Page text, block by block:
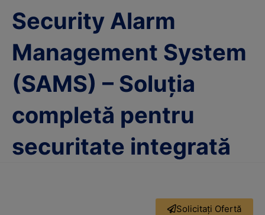
Security Alarm
Management System
(SAMS) – Soluția
completă pentru
securitate integrată
Solicitați Ofertă